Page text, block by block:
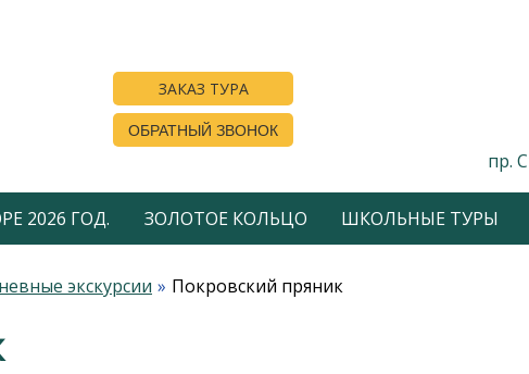
ЗАКАЗ ТУРА
ОБРАТНЫЙ ЗВОНОК
пр.
2026 ГОД. ЗОЛОТОЕ КОЛЬЦО ШКОЛЬНЫЕ ТУРЫ
экскурсии Покровский пряник